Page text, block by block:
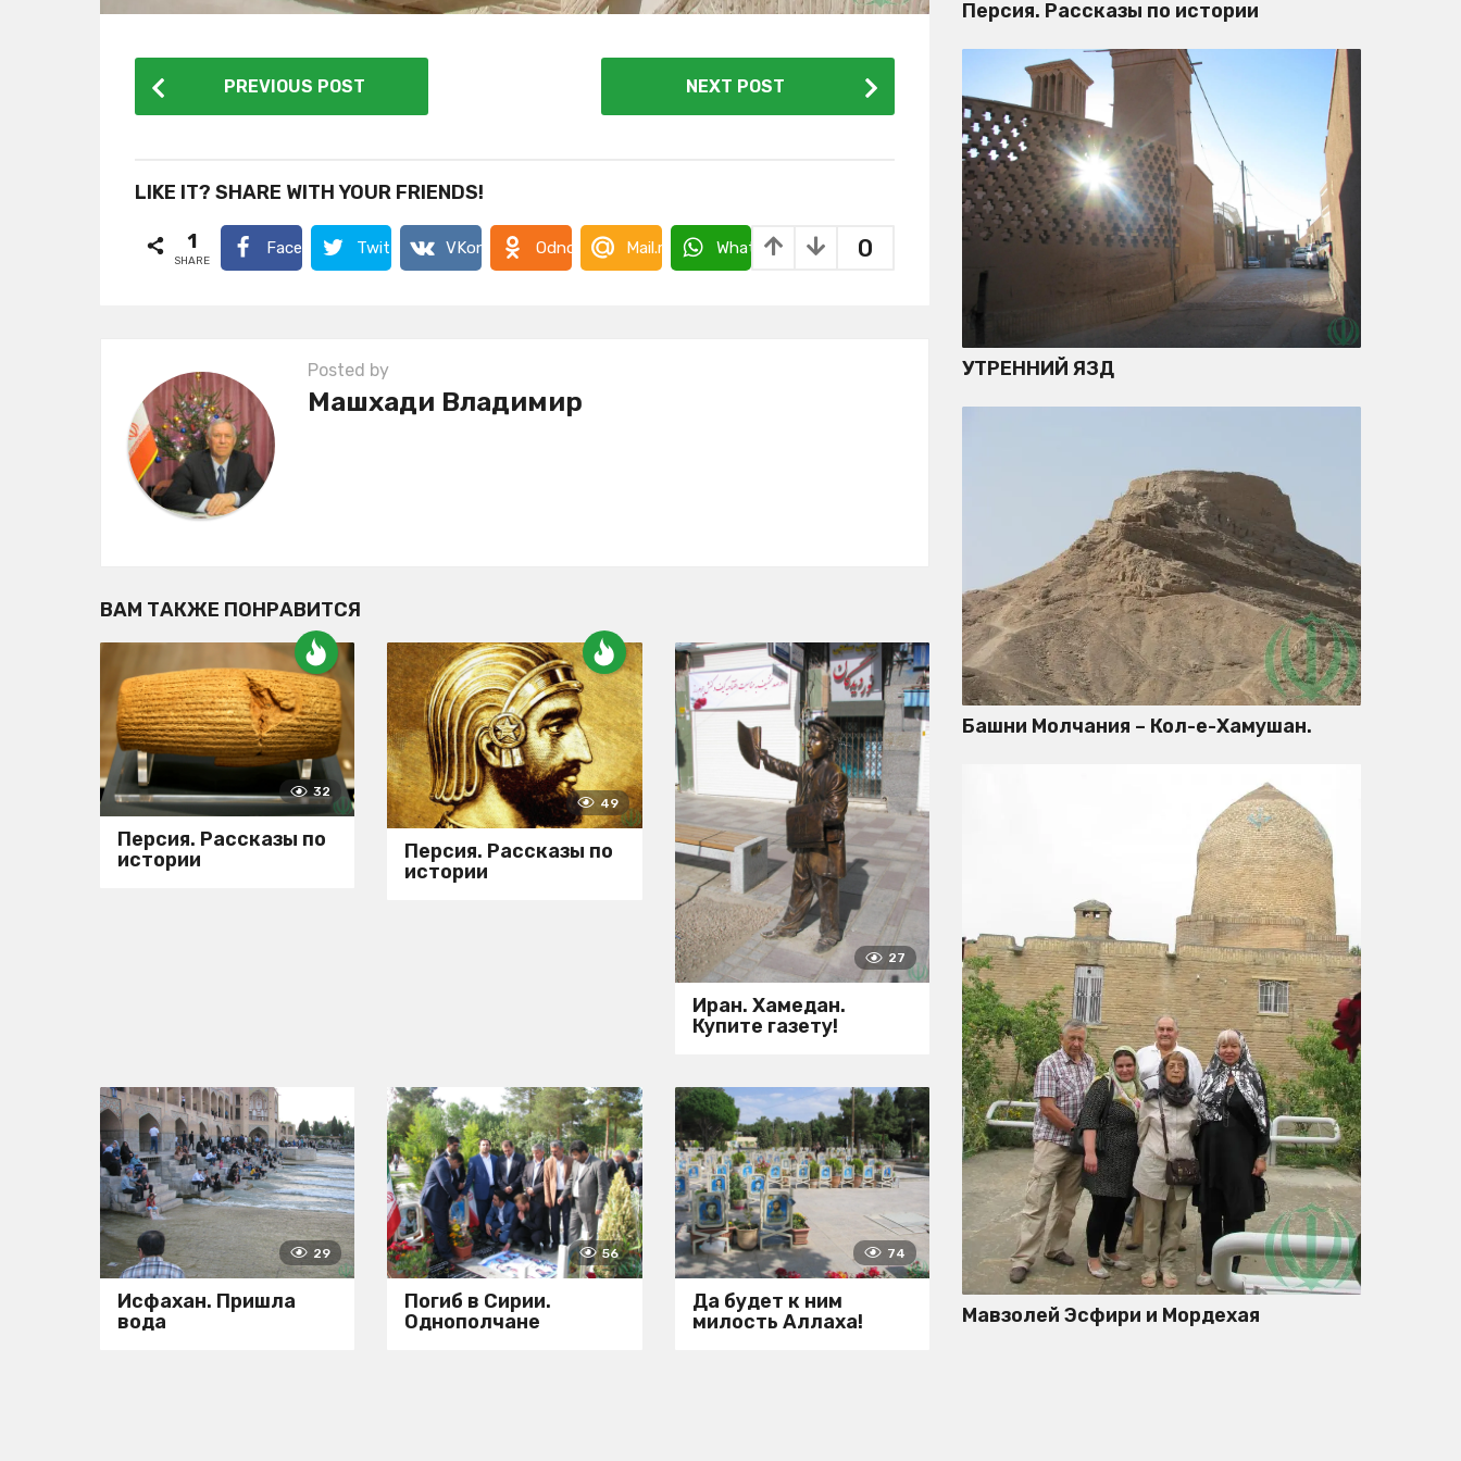
P
o
t
a
a
t
i
o
PREVIOUS POST NEXT POST
LIKE IT? SHARE WITH YOUR FRIENDS!
0
1
SHARE
Facebook Twitter VKontakte OdnoklassnikiMail.ru WhatsApp
Posted by
Машхади Владимир
ВАМ ТАКЖЕ ПОНРАВИТСЯ
32
Персия. Рассказы по
истории
49
Персия. Рассказы по
истории
27
Иран. Хамедан.
Купите газету!
29
Исфахан. Пришла
вода
56
Погиб в Сирии.
Однополчане
74
Да будет к ним
милость Аллаха!
Персия. Рассказы по истории
УТРЕННИЙ ЯЗД
Башни Молчания – Кол-е-Хамушан.
Мавзолей Эсфири и Мордехая